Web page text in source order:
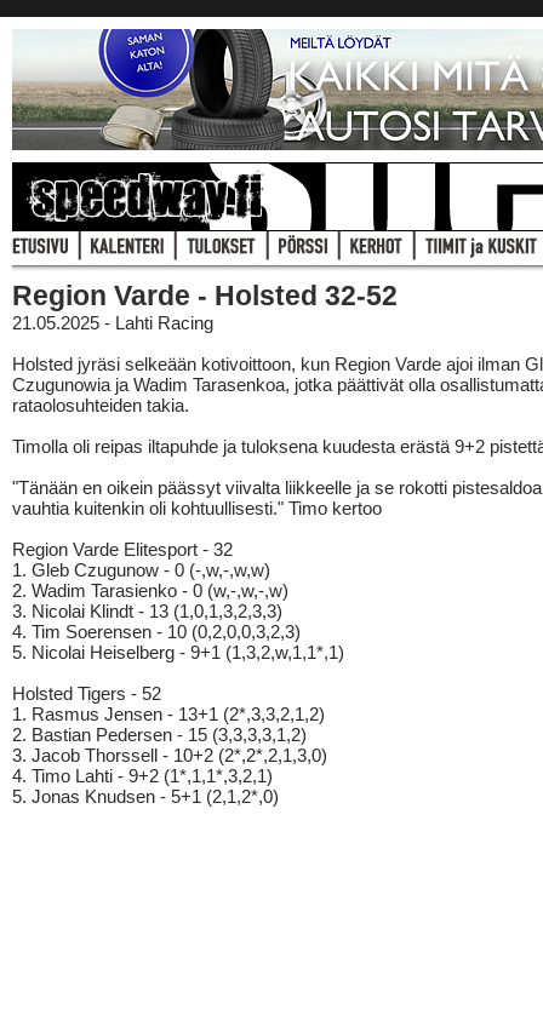
Region Varde - Holsted 32-52
21.05.2025 - Lahti Racing
Holsted jyräsi selkeään kotivoittoon, kun Region Varde ajoi ilman
Czugunowia ja Wadim Tarasenkoa, jotka päättivät olla
rataolosuhteiden takia.
Timolla oli reipas iltapuhde ja tuloksena kuudesta erästä 9+2
"Tänään en oikein päässyt viivalta liikkeelle ja se rokotti
vauhtia kuitenkin oli kohtuullisesti." Timo kertoo
Region Varde Elitesport - 32
1. Gleb Czugunow - 0 (-,w,-,w,w)
2. Wadim Tarasienko - 0 (w,-,w,-,w)
3. Nicolai Klindt - 13 (1,0,1,3,2,3,3)
4. Tim Soerensen - 10 (0,2,0,0,3,2,3)
5. Nicolai Heiselberg - 9+1 (1,3,2,w,1,1*,1)
Holsted Tigers - 52
1. Rasmus Jensen - 13+1 (2*,3,3,2,1,2)
2. Bastian Pedersen - 15 (3,3,3,3,1,2)
3. Jacob Thorssell - 10+2 (2*,2*,2,1,3,0)
4. Timo Lahti - 9+2 (1*,1,1*,3,2,1)
5. Jonas Knudsen - 5+1 (2,1,2*,0)